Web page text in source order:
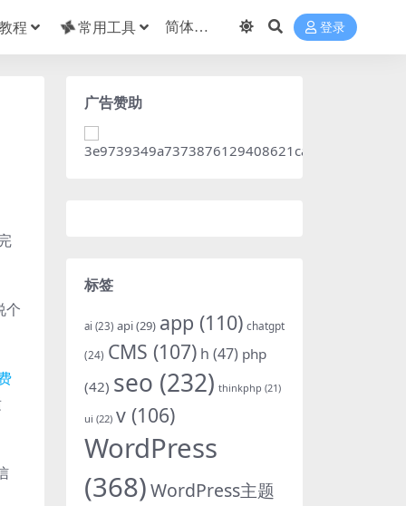
程 常用工具 登录
个
广告赞助
标签
ai (23) api(29) app (110) chatgpt
(24) CMS (107) h (47) php
(42) seo (232) thinkphp (21)
ui (22) v (106)
WordPress
(368)WordPress主题